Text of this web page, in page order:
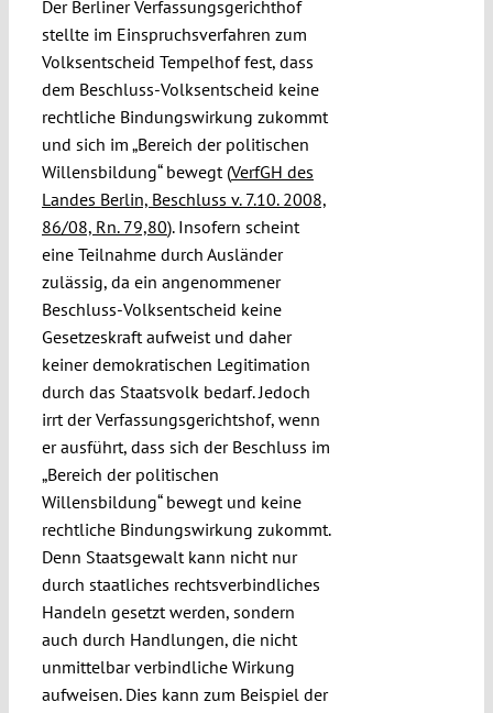
Der Berliner Verfassungsgerichthof
stellte im Einspruchsverfahren zum
Volksentscheid Tempelhof fest, dass
dem Beschluss-Volksentscheid keine
rechtliche Bindungswirkung zukommt
und sich im „Bereich der politischen
Willensbildung“ bewegt (VerfGH des
Landes Berlin, Beschluss v. 7.10. 2008,
86/08, Rn. 79,80). Insofern scheint
eine Teilnahme durch Ausländer
zulässig, da ein angenommener
Beschluss-Volksentscheid keine
Gesetzeskraft aufweist und daher
keiner demokratischen Legitimation
durch das Staatsvolk bedarf. Jedoch
irrt der Verfassungsgerichtshof, wenn
er ausführt, dass sich der Beschluss im
„Bereich der politischen
Willensbildung“ bewegt und keine
rechtliche Bindungswirkung zukommt.
Denn Staatsgewalt kann nicht nur
durch staatliches rechtsverbindliches
Handeln gesetzt werden, sondern
auch durch Handlungen, die nicht
unmittelbar verbindliche Wirkung
aufweisen. Dies kann zum Beispiel der